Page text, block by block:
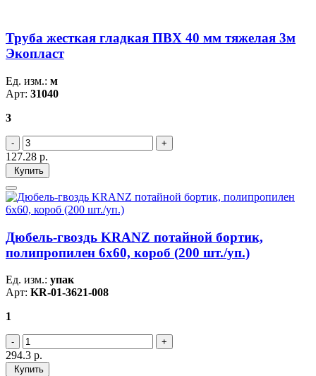
Труба жесткая гладкая ПВХ 40 мм тяжелая 3м
Экопласт
Ед. изм.: м
Арт: 31040
3
127.28 р.
Купить
Дюбель-гвоздь KRANZ потайной бортик,
полипропилен 6х60, короб (200 шт./уп.)
Ед. изм.: упак
Арт: KR-01-3621-008
1
294.3 р.
Купить